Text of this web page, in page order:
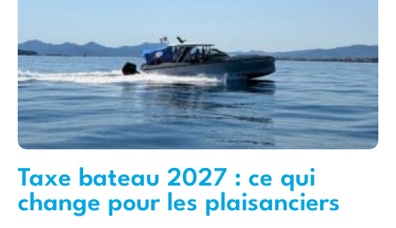
Taxe bateau 2027 : ce qui
change pour les plaisanciers